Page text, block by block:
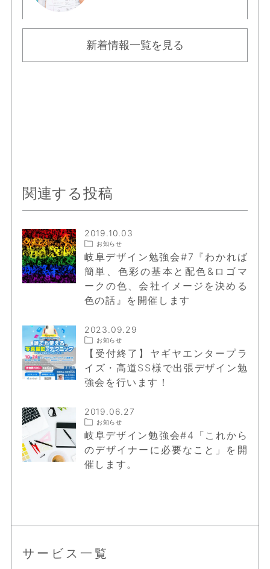
新着情報一覧を見る
関連する投稿
2019.10.03
お知らせ
岐阜デザイン勉強会#7『わかれば
簡単、色彩の基本と配色&ロゴマ
ークの色、会社イメージを決める
色の話』を開催します
2023.09.29
お知らせ
【受付終了】ヤギヤエンタープラ
イズ・高道SS様で出張デザイン勉
強会を行います！
2019.06.27
お知らせ
岐阜デザイン勉強会#4「これから
のデザイナーに必要なこと」を開
催します。
サービス一覧